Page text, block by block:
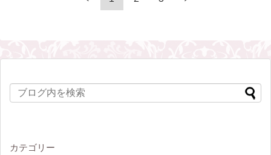
カテゴリー